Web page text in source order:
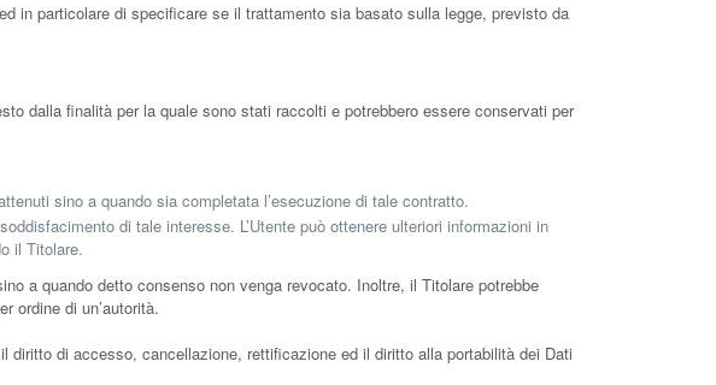
in particolare di specificare se il trattamento sia basato sulla legge, previsto da
dalla finalità per la quale sono stati raccolti e potrebbero essere conservati per
sino a quando sia completata l’esecuzione di tale contratto.
di tale interesse. L’Utente può ottenere ulteriori informazioni in
il Titolare.
a quando detto consenso non venga revocato. Inoltre, il Titolare potrebbe
ordine di un’autorità.
di accesso, cancellazione, rettificazione ed il diritto alla portabilità dei Dati